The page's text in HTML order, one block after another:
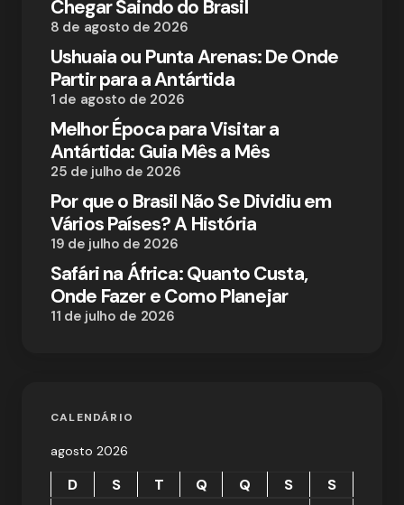
Chegar Saindo do Brasil
8 de agosto de 2026
Ushuaia ou Punta Arenas: De Onde
Partir para a Antártida
1 de agosto de 2026
Melhor Época para Visitar a
Antártida: Guia Mês a Mês
25 de julho de 2026
Por que o Brasil Não Se Dividiu em
Vários Países? A História
19 de julho de 2026
Safári na África: Quanto Custa,
Onde Fazer e Como Planejar
11 de julho de 2026
CALENDÁRIO
agosto 2026
D S T Q Q S
S